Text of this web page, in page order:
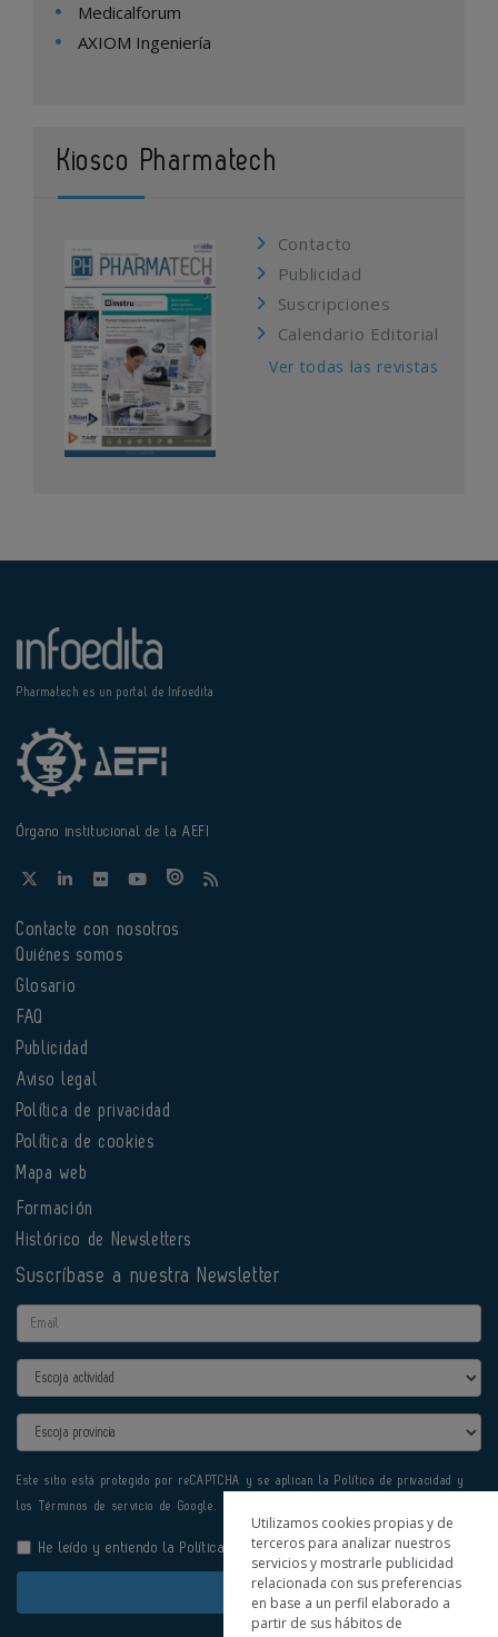
Medicalforum
AXIOM Ingeniería
Kiosco Pharmatech
Contacto
Publicidad
Suscripciones
Calendario Editorial
Ver todas las revistas
Pharmatech es un portal de Infoedita
Órgano institucional de la AEFI
Contacte con nosotros
Quiénes somos
Glosario
FAQ
Publicidad
Aviso legal
Política de privacidad
Política de cookies
Mapa web
Formación
Histórico de Newsletters
Suscríbase a nuestra Newsletter
Email
Actividad
Provincia
Este sitio está protegido por reCAPTCHA y se aplican la Política de privacidad y
los Términos de servicio de Google.
He leído y entiendo la Política de Privacidad
Enviar
Utilizamos cookies propias y de
terceros para analizar nuestros
servicios y mostrarle publicidad
relacionada con sus preferencias
en base a un perfil elaborado a
partir de sus hábitos de